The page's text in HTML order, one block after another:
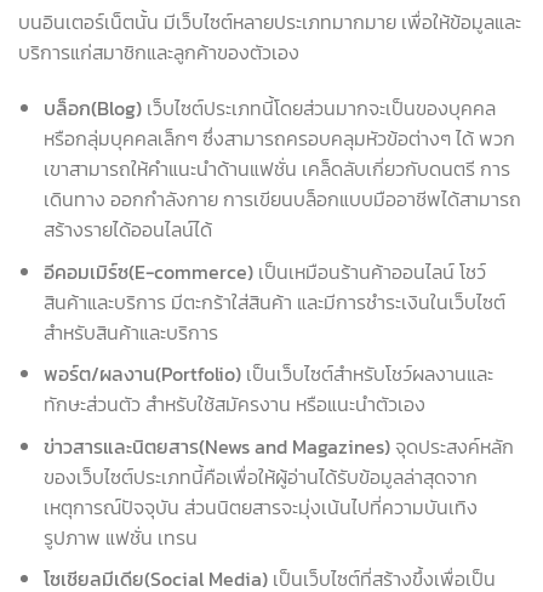
บนอินเตอร์เน็ตนั้น มีเว็บไซต์หลายประเภทมากมาย เพื่อให้ข้อมูลและ
บริการแก่สมาชิกและลูกค้าของตัวเอง
บล็อก(Blog)เว็บไซต์ประเภทนี้โดยส่วนมากจะเป็นของบุคคล
หรือกลุ่มบุคคลเล็กๆ ซึ่งสามารถครอบคลุมหัวข้อต่างๆ ได้ พวก
เขาสามารถให้คำแนะนำด้านแฟชั่น เคล็ดลับเกี่ยวกับดนตรี การ
เดินทาง ออกกำลังกาย การเขียนบล็อกแบบมืออาชีพได้สามารถ
สร้างรายได้ออนไลน์ได้
อีคอมเมิร์ซ(E-commerce)เป็นเหมือนร้านค้าออนไลน์ โชว์
สินค้าและบริการ มีตะกร้าใส่สินค้า และมีการชำระเงินในเว็บไซต์
สำหรับสินค้าและบริการ
พอร์ต/ผลงาน(Portfolio)เป็นเว็บไซต์สำหรับโชว์ผลงานและ
ทักษะส่วนตัว สำหรับใช้สมัครงาน หรือแนะนำตัวเอง
ข่าวสารและนิตยสาร(News and Magazines)จุดประสงค์หลัก
ของเว็บไซต์ประเภทนี้คือเพื่อให้ผู้อ่านได้รับข้อมูลล่าสุดจาก
เหตุการณ์ปัจจุบัน ส่วนนิตยสารจะมุ่งเน้นไปที่ความบันเทิง
รูปภาพ แฟชั่น เทรน
โซเชียลมีเดีย(Social Media)เป็นเว็บไซต์ที่สร้างขึ้งเพื่อเป็น